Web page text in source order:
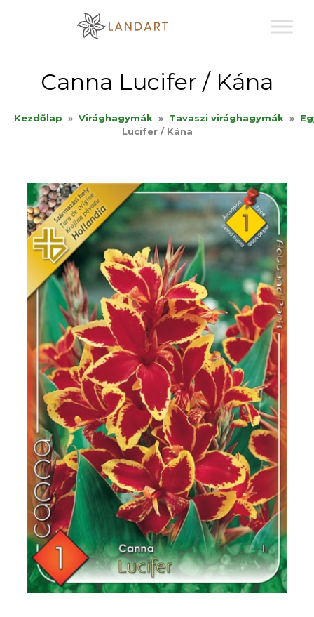
Canna Lucifer / Kána
Kezdőlap » Virághagymák » Tavaszi virághagymák »
Lucifer / Kána